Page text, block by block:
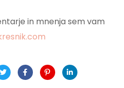
in mnenja sem vam